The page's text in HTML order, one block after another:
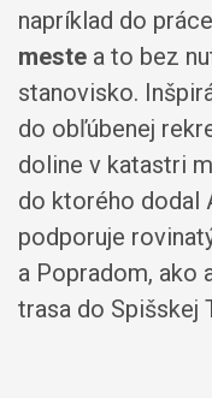
napríklad do
meste a to bez
stanovisko.
do obľúbenej
doline v katastri
do ktorého dodal
podporuje
a Popradom, ako
trasa do Spišskej